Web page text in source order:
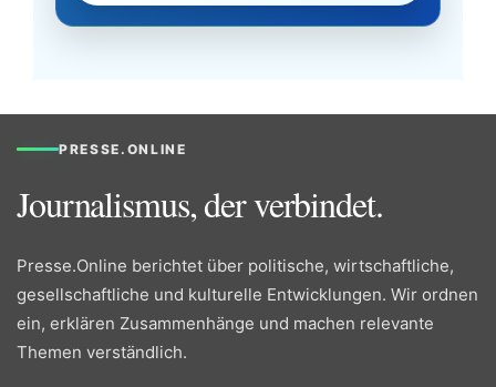
PRESSE.ONLINE
Journalismus, der verbindet.
Presse.Online berichtet über politische, wirtschaftliche,
gesellschaftliche und kulturelle Entwicklungen. Wir ordnen
ein, erklären Zusammenhänge und machen relevante
Themen verständlich.